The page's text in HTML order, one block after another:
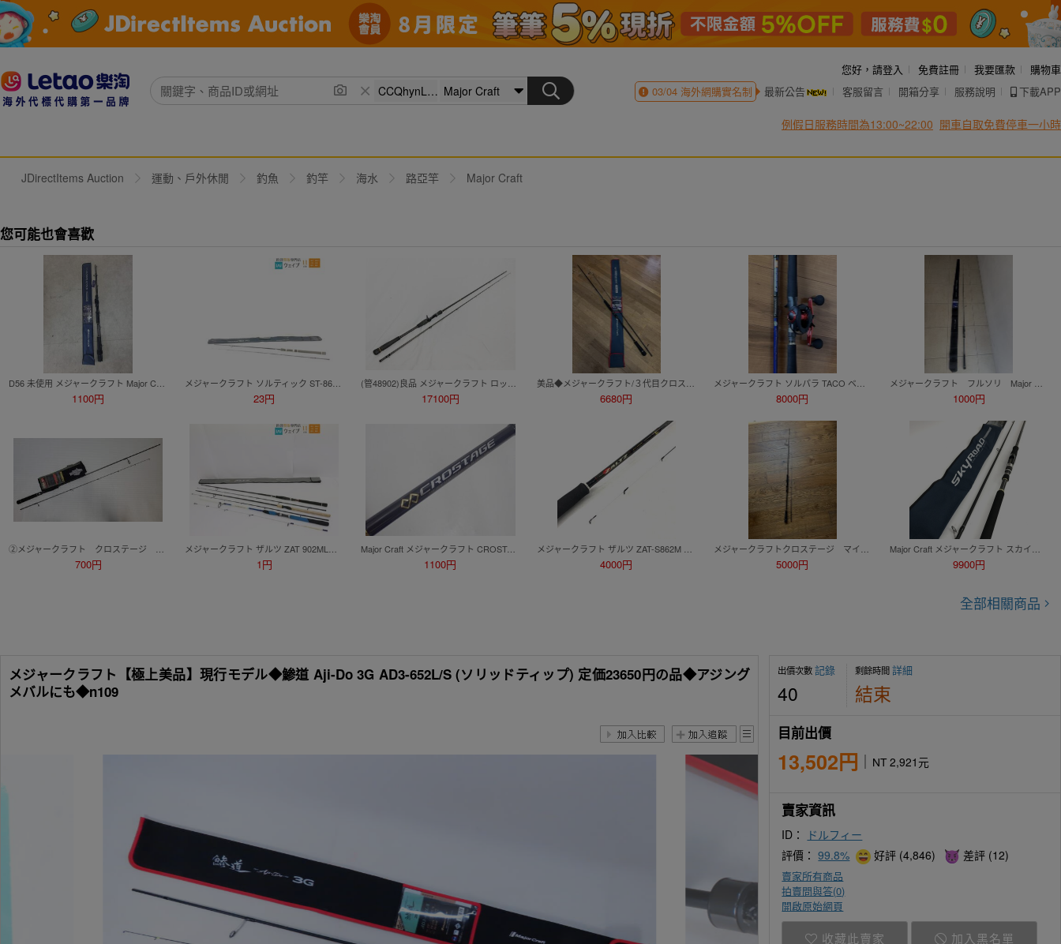
您好， 請登入 免費註冊 我要匯款
購物車
03/04海外網購實名制 最新公告 客服留言 開箱分享 服務說明 下載APP
例假日服務時間為13:00~22:00 開車自取免費停車一小時
JDirectItems Auction 運動、戶外休閒 釣魚 釣竿 海水 路亞竿 Major Craft
您可能也會喜歡
1100円 23円 17100円 6680円 8000円 1000円
700円 1円
Major Craft メジャークラフト CROSTAGE CRX-T732AJI クロステージ ロッド 釣り竿 ¶ 7650E-6
1100円 4000円 5000円 9900円
全部相關商品
メジャークラフト【極上美品】現行モデル◆鯵道 Aji-Do 3G AD3-652L/S (ソリッドティップ) 定価23650円の品◆アジング
メバルにも◆n109
出價次數記錄
40
剩餘時間詳細
結束
目前出價
13,502円 NT 2,921元
賣家資訊
ID：
ドルフィー
評價：99.8% 好評 (4,846) 差評 (12)
賣家所有商品
拍賣問與答(0)
開啟原始網頁
收藏此賣家 加入黑名單